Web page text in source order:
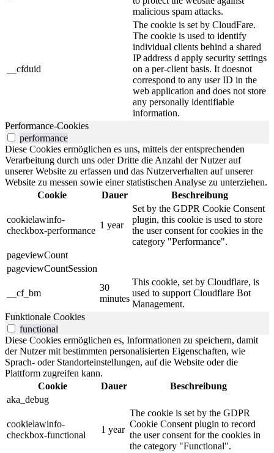
malicious spam attacks.
__cfduid
The cookie is set by CloudFare.
The cookie is used to identify
individual clients behind a shared
IP address d apply security settings
on a per-client basis. It doesnot
correspond to any user ID in the
web application and does not store
any personally identifiable
information.
Performance-Cookies
performance
Diese Cookies ermöglichen es uns, mittels der entsprechenden
Verarbeitung durch uns oder Dritte die Anzahl der Nutzer auf
unserer Website zu erfassen und das Nutzerverhalten auf unserer
Website zu messen sowie einer statistischen Analyse zu unterziehen.
Cookie
Dauer Beschreibung
cookielawinfo-
checkbox-performance
1 year
Set by the GDPR Cookie Consent
plugin, this cookie is used to store
the user consent for cookies in the
category "Performance".
pageviewCount
pageviewCountSession
__cf_bm
30
minutes
This cookie, set by Cloudflare, is
used to support Cloudflare Bot
Management.
Funktionale Cookies
functional
Diese Cookies ermöglichen es, Informationen zu speichern, damit
der Nutzer mit bestimmten personalisierten Eigenschaften, wie
Sprach- oder Standorteinstellungen, auf die Website oder die
Plattform zugreifen kann.
Cookie
Dauer
Beschreibung
aka_debug
cookielawinfo-
checkbox-functional
1 year
The cookie is set by the GDPR
Cookie Consent plugin to record
the user consent for the cookies in
the category "Functional".